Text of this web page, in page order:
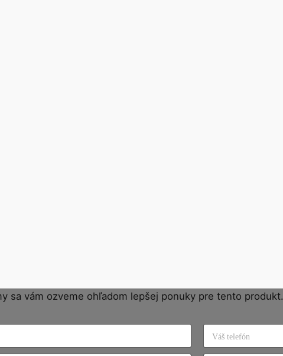
sa vám ozveme ohľadom lepšej ponuky pre tento produkt.